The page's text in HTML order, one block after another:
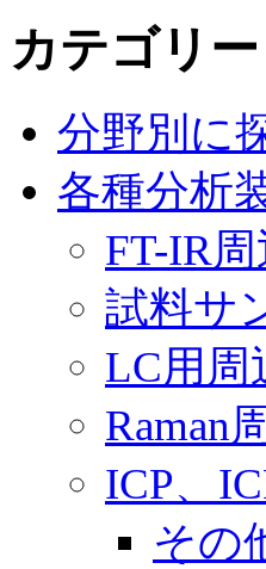
カテゴリー
分野別に
各種分析
FT-IR
試料サ
LC用周
Raman
ICP、
その